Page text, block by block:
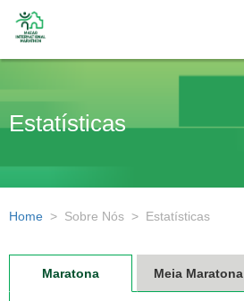
Estatísticas
Home > Sobre Nós > Estatísticas
Maratona Meia Maratona